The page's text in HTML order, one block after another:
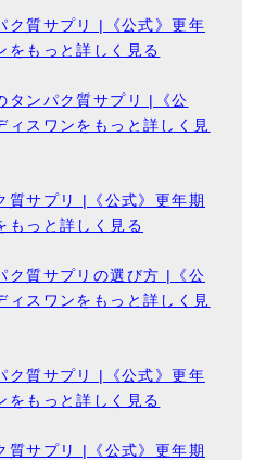
ク質サプリ |《公式》更年
をもっと詳しく見る
タンパク質サプリ |《公
ィスワンをもっと詳しく見
質サプリ |《公式》更年期
もっと詳しく見る
ク質サプリの選び方 |《公
ィスワンをもっと詳しく見
ク質サプリ |《公式》更年
をもっと詳しく見る
質サプリ |《公式》更年期